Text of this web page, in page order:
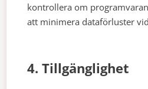
kontrollera om
att minimera dataförluster
4. Tillgänglighet